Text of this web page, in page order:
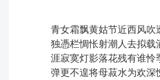
青女霜飘黄姑节近西风吹
独憑栏惆怅射潮人去拟载
涯寂寞灯影落花残有谁怜
弹更不遑将母菽水为欢深